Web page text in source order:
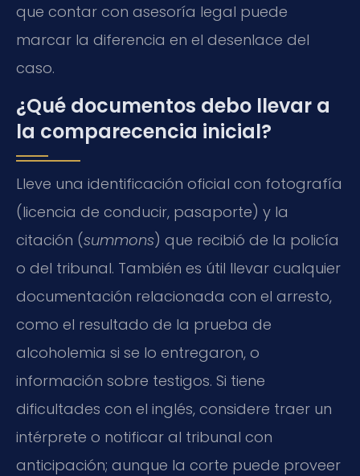
que contar con asesoría legal puede
marcar la diferencia en el desenlace del
caso.
¿Qué documentos debo llevar a
la comparecencia inicial?
Lleve una identificación oficial con fotografía
(licencia de conducir, pasaporte) y la
citación (summons) que recibió de la policía
o del tribunal. También es útil llevar cualquier
documentación relacionada con el arresto,
como el resultado de la prueba de
alcoholemia si se lo entregaron, o
información sobre testigos. Si tiene
dificultades con el inglés, considere traer un
intérprete o notificar al tribunal con
anticipación; aunque la corte puede proveer